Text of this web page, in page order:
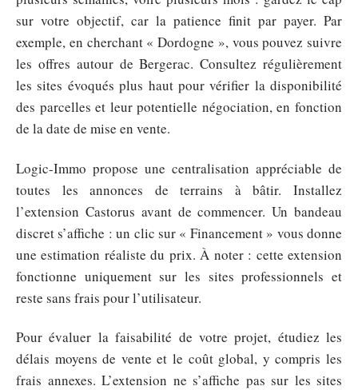
sur votre objectif, car la patience finit par payer. Par
exemple, en cherchant « Dordogne », vous pouvez suivre
les offres autour de Bergerac. Consultez régulièrement
les sites évoqués plus haut pour vérifier la disponibilité
des parcelles et leur potentielle négociation, en fonction
de la date de mise en vente.
Logic-Immo propose une centralisation appréciable de
toutes les annonces de terrains à bâtir. Installez
l’extension Castorus avant de commencer. Un bandeau
discret s’affiche : un clic sur « Financement » vous donne
une estimation réaliste du prix. À noter : cette extension
fonctionne uniquement sur les sites professionnels et
reste sans frais pour l’utilisateur.
Pour évaluer la faisabilité de votre projet, étudiez les
délais moyens de vente et le coût global, y compris les
frais annexes. L’extension ne s’affiche pas sur les sites